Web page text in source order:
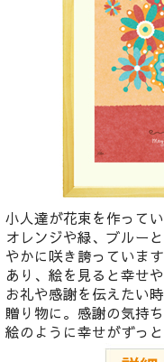
小人達が花束を作って
オレンジや緑、ブルー
やかに咲き誇っていま
あり、絵を見ると幸せ
お礼や感謝を伝えたい
贈り物に。感謝の気持
絵のように幸せがずっ